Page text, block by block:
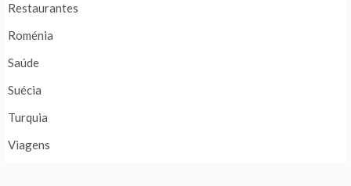
Restaurantes
Roménia
Saúde
Suécia
Turquia
Viagens